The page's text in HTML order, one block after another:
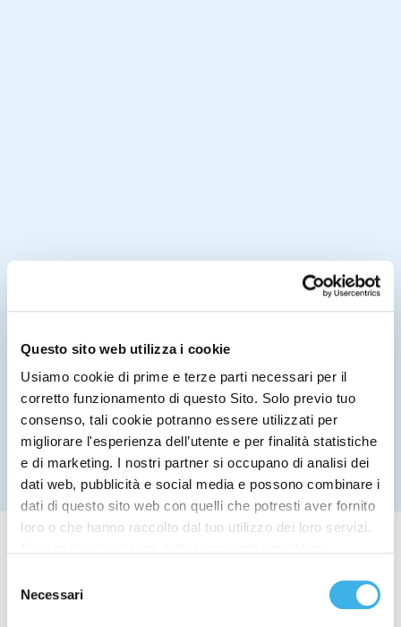
Questo sito web utilizza i cookie
Usiamo cookie di prime e terze parti necessari per il
corretto funzionamento di questo Sito. Solo previo tuo
consenso, tali cookie potranno essere utilizzati per
migliorare l'esperienza dell’utente e per finalità statistiche
e di marketing. I nostri partner si occupano di analisi dei
dati web, pubblicità e social media e possono combinare i
dati di questo sito web con quelli che potresti aver fornito
loro o che hanno raccolto dal tuo utilizzo dei loro servizi.
installati sul Sito in Paesi siti al di fuori del SEE, che
potrebbero non fornire un adeguato livello di protezione ai
delNecessari